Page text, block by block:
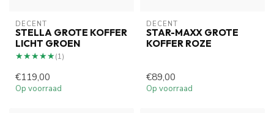
DECENT
STELLA GROTE KOFFER
LICHT GROEN
★★★★★
★★★★★(1)
€119,00
Op voorraad
DECENT
STAR-MAXX GROTE
KOFFER ROZE
€89,00
Op voorraad